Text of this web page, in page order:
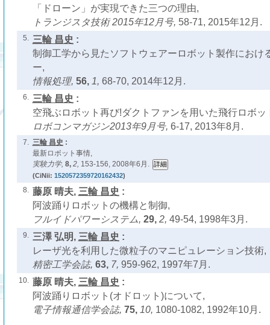
「ドローン」が実現できた三つの理由,
トランジスタ技術 2015年12月号, 58-71, 2015年12月.
5. 三輪 昌史 :
制御工学から見たソフトウェアーロボット製作におけ
ー,
情報処理, 56, 1, 68-70, 2014年12月.
6. 三輪 昌史 :
空飛ぶロボット再び!ダクトファンを用いた飛行ロボッ
ロボコンマガジン2013年9月号, 6-17, 2013年8月.
7. 三輪 昌史 :
最新ロボット事情,
実験力学, 8, 2, 153-156, 2008年6月.
(CiNii: 1520572359720162432)
8. 藤原 晴夫, 三輪 昌史 :
阿波踊りロボットの機構と制御,
フルイドパワーシステム, 29, 2, 49-54, 1998年3月.
9. 三澤 弘明, 三輪 昌史 :
レーザ光を利用した微粒子のマニピュレーション技術,
精密工学会誌, 63, 7, 959-962, 1997年7月.
10. 藤原 晴夫, 三輪 昌史 :
阿波踊りロボット(オドロット)について,
電子情報通信学会誌, 75, 10, 1080-1082, 1992年10月.